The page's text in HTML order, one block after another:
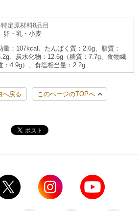
ャージ
ス
限定）
舗限定）
アリング（店舗限定）
業
レブン
品力」
ス
ト
特定原材料8品目
卵・乳・小麦
量：107kcal、たんぱく質：2.6g、脂質：
、炭水化物：12.6g（糖質：7.7g、食物繊
：4.9g）、食塩相当量：2.2g
へ戻る このページのTOPへ